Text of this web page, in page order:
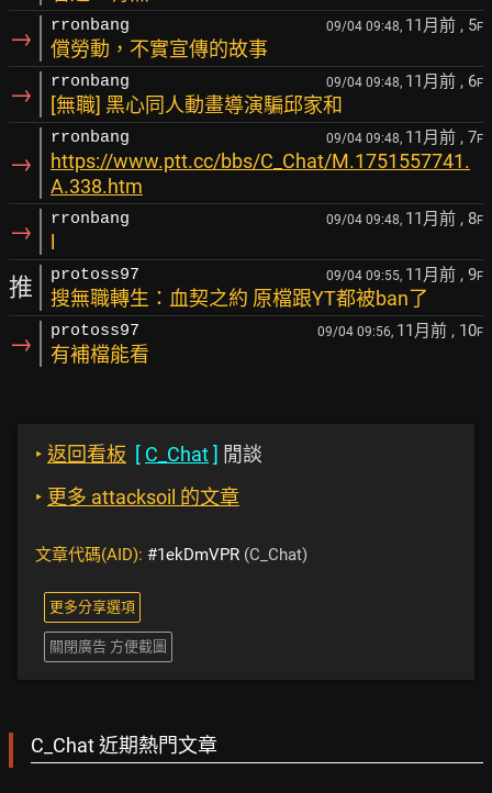
→ rronbang 09/04 09:48, 11月前 , 5F
償勞動，不實宣傳的故事
→ rronbang 09/04 09:48, 11月前 , 6F
[無職] 黑心同人動畫導演騙邱家和
→
rronbang 09/04 09:48, 11月前 , 7F
https://www.ptt.cc/bbs/C_Chat/M.1751557741.
A.338.htm
→ rronbang 09/04 09:48, 11月前 , 8F
推 protoss97 09/04 09:55, 11月前 , 9F
搜無職轉生：血契之約 原檔跟YT都被ban了
→ protoss97 09/04 09:56, 11月前 , 10F
有補檔能看
‣ 返回看板 [ C_Chat] 閒談
‣ 更多 attacksoil 的文章
文章代碼(AID): #1ekDmVPR (C_Chat)
更多分享選項
關閉廣告 方便截圖
C_Chat 近期熱門文章